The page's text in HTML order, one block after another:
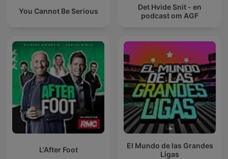
You Cannot Be Serious
Det Hvide Snit - en
podcast om AGF
L'After Foot
El Mundo de las Grandes
Ligas